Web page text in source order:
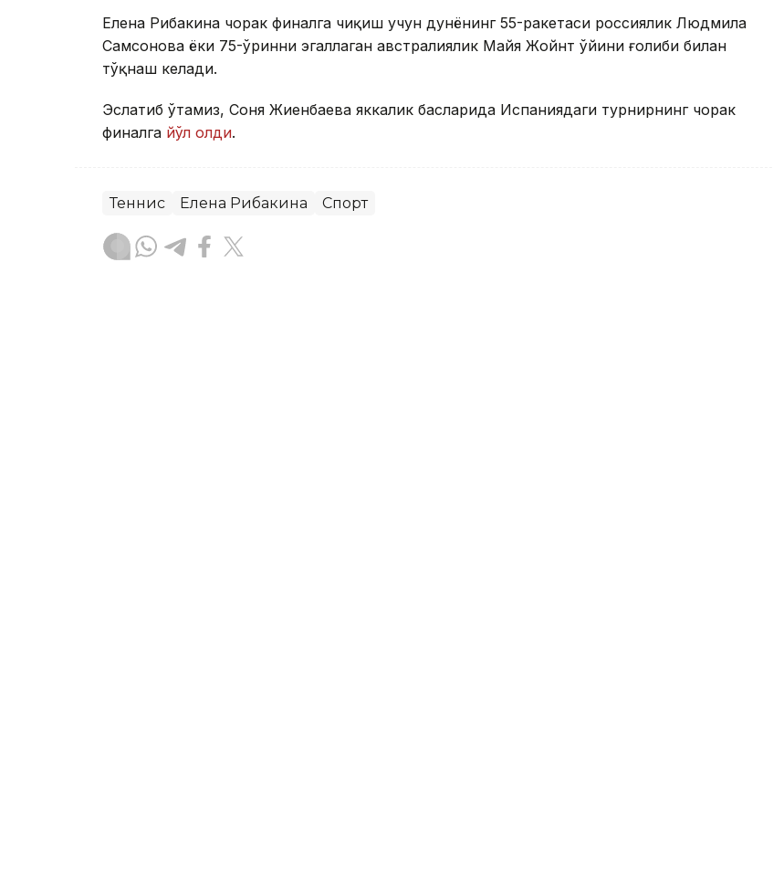
Елена Рибакина чорак финалга чиқиш учун дунёнинг 55-ракетаси россиялик Людмила
Самсонова ёки 75-ўринни эгаллаган австралиялик Майя Жойнт ўйини ғолиби билан
тўқнаш келади.
Эслатиб ўтамиз, Соня Жиенбаева яккалик баҳсларида Испаниядаги турнирнинг чорак
финалга йўл олди.
Теннис Елена Рибакина Спорт